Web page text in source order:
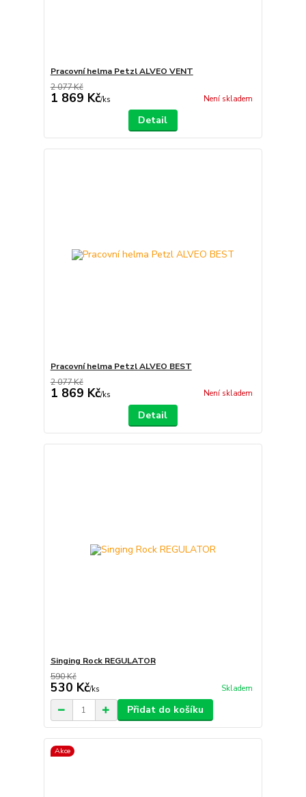
Pracovní helma Petzl ALVEO VENT
2 077 Kč
1 869 Kč/ks Není skladem
Detail
Pracovní helma Petzl ALVEO BEST
2 077 Kč
1 869 Kč/ks Není skladem
Detail
Singing Rock REGULATOR
590 Kč
530 Kč/ks Skladem
Přidat do košíku
Akce